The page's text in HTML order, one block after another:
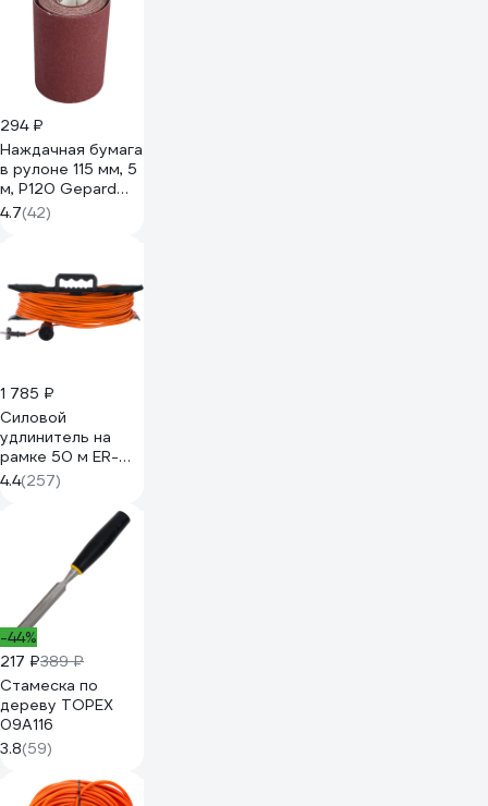
44\У1С-4-30 4 роз
с\з ПВС 3*2,5 30 м
+ IP-44\220В
999000000001301
294 ₽
Наждачная бумага
в рулоне 115 мм, 5
м, Р120 Gepard
GP5010-120
4.7(42)
1 785 ₽
Силовой
удлинитель на
рамке 50 м ER-
50-001 GLANZEN
00012316
4.4(257)
-44%
217 ₽389 ₽
Стамеска по
дереву TOPEX
09A116
3.8(59)